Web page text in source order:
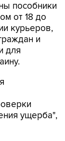
пособники
от 18 до
курьеров,
и
для
ущерба",